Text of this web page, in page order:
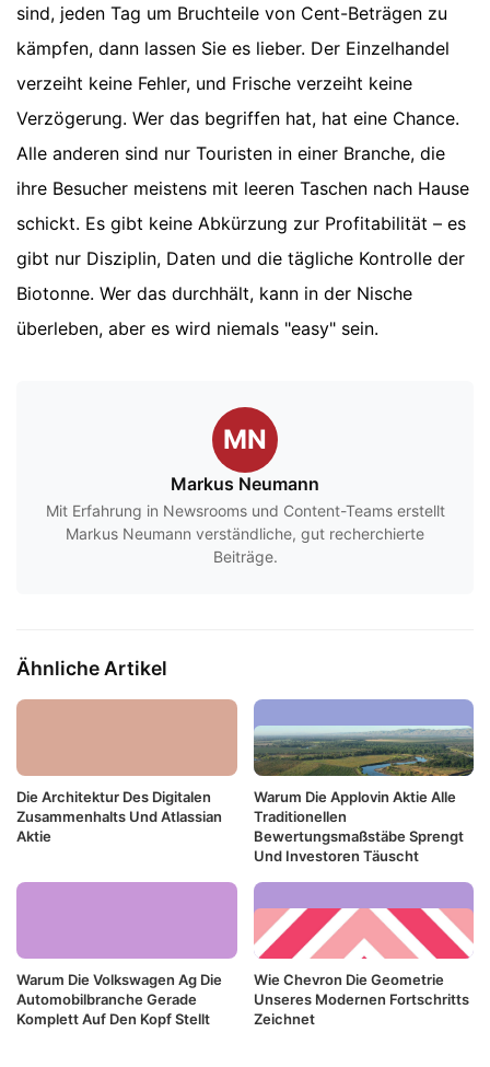
sind, jeden Tag um Bruchteile von Cent-Beträgen zu
kämpfen, dann lassen Sie es lieber. Der Einzelhandel
verzeiht keine Fehler, und Frische verzeiht keine
Verzögerung. Wer das begriffen hat, hat eine Chance.
Alle anderen sind nur Touristen in einer Branche, die
ihre Besucher meistens mit leeren Taschen nach Hause
schickt. Es gibt keine Abkürzung zur Profitabilität – es
gibt nur Disziplin, Daten und die tägliche Kontrolle der
Biotonne. Wer das durchhält, kann in der Nische
überleben, aber es wird niemals "easy" sein.
MN
Markus Neumann
Mit Erfahrung in Newsrooms und Content-Teams erstellt
Markus Neumann verständliche, gut recherchierte
Beiträge.
Ähnliche Artikel
Die Architektur Des Digitalen
Zusammenhalts Und Atlassian
Aktie
Warum Die Applovin Aktie Alle
Traditionellen
Bewertungsmaßstäbe Sprengt
Und Investoren Täuscht
Warum Die Volkswagen Ag Die
Automobilbranche Gerade
Komplett Auf Den Kopf Stellt
Wie Chevron Die Geometrie
Unseres Modernen Fortschritts
Zeichnet